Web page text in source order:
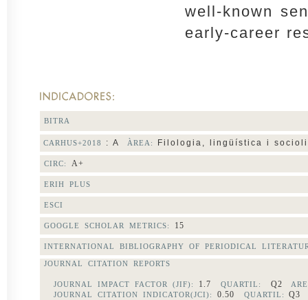
well-known
early-career
BITRA
CARHUS+2018 : AÀREA: Filologia, lingüística i
CIRC: A+
ERIH PLUS
ESCI
GOOGLE SCHOLAR METRICS: 15
INTERNATIONAL BIBLIOGRAPHY OF PERIODICAL
JOURNAL CITATION REPORTS
JOURNAL IMPACT FACTOR (JIF): 1.7 QUARTIL:Q2
JOURNAL CITATION INDICATOR(JCI):0.50 QUARTIL: